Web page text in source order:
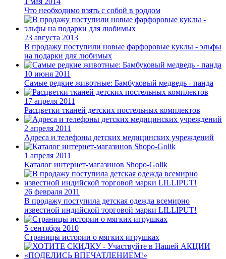
Что необходимо взять с собой в роддом
23 августа 2013
В продажу поступили новые фарфоровые куклы - эльфы
на подарки для любимых
10 июня 2011
Самые редкие животные: Бамбуковый медведь - панда
17 апреля 2011
Расцветки тканей детских постельных комплектов
2 апреля 2011
Адреса и телефоны детских медицинских учреждений
1 апреля 2011
Каталог интернет-магазинов Shopo-Golik
26 февраля 2011
В продажу поступила детская одежда всемирно
известной индийской торговой марки LILLIPUT!
5 сентября 2010
Страницы истории о мягких игрушках